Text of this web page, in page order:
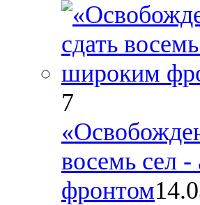
7
восемь сел
фронтом